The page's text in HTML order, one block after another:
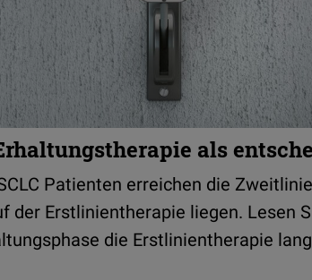
als
Patienten erreichen die
der Erstlinientherapie liegen. Lesen
die Erstlinientherapie